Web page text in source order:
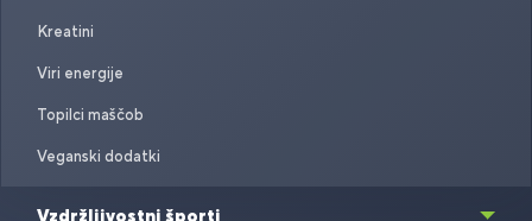
Kreatini
Viri energije
Topilci maščob
Veganski dodatki
Vzdržljivostni športi